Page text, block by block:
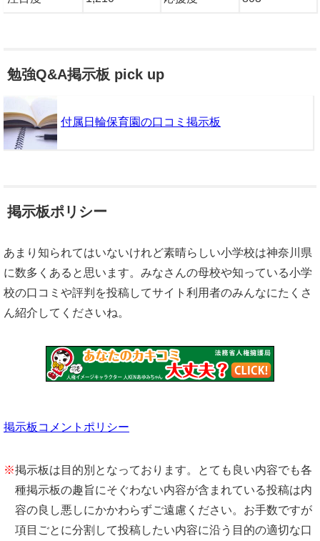
勉強Q&A掲示板 pick up
付属日輪保育園の口コミ掲示板
掲示板ポリシー
あまり知られてはいないけれど素晴らしい小学校は神奈川県
に数多くあると思います。みなさんの母校や知っている小学
校の口コミや評判を投稿してサイト利用者のみんなにたくさ
ん紹介してくださいね。
掲示板コメントポリシー
※掲示板は目的別となっております。とても良い内容でも各
種掲示板の趣旨にそぐわない内容が含まれている投稿は内
容の良し悪しにかかわらずご遠慮ください。お手数ですが
項目ごとに分割して投稿したい内容に沿う目的の適切な口